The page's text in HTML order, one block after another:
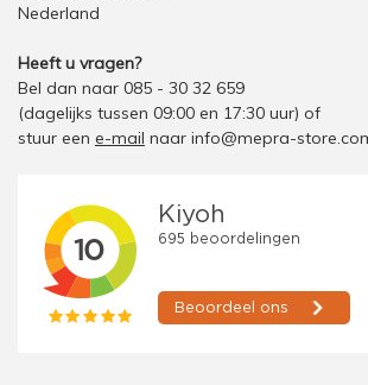
Nederland
Heeft u vragen?
Bel dan naar 085 - 30 32 659
(dagelijks tussen 09:00 en 17:30 uur) of
stuur een e-mail naar info@mepra-